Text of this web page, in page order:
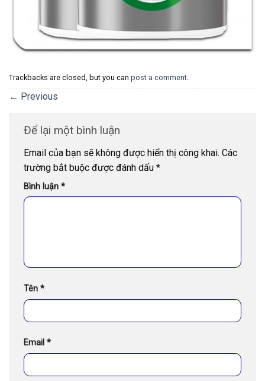
Trackbacks are closed, but you can post a comment.
← Previous
Để lại một bình luận
Email của bạn sẽ không được hiển thị công khai. Các
trường bắt buộc được đánh dấu *
Bình luận *
Tên *
Email *